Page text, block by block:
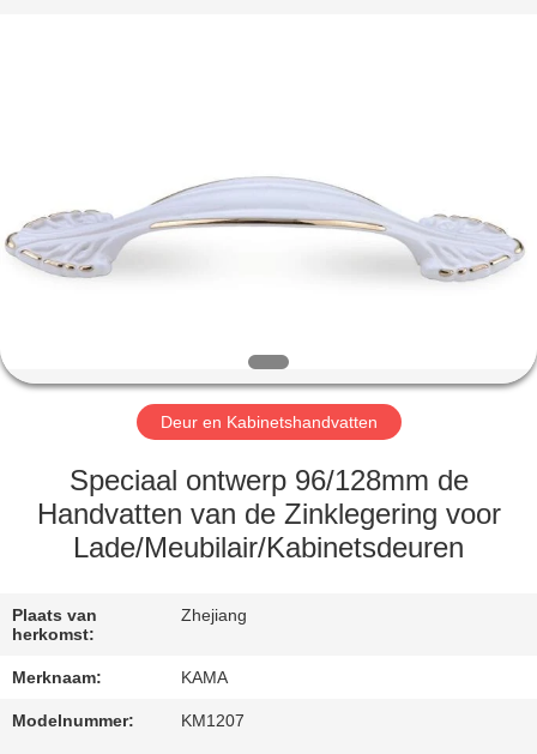
PRODUCTEN
ONGEVEER
FABRIEKSREIS
KWALITEITSCONTROLE
CONTACTEER
EEN
Deur en Kabinetshandvatten
Speciaal ontwerp 96/128mm de
Handvatten van de Zinklegering voor
Lade/Meubilair/Kabinetsdeuren
Plaats van
herkomst:
Zhejiang
Merknaam: KAMA
Modelnummer: KM1207